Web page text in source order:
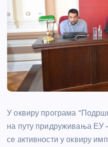
У оквиру програма
на путу придруживања ЕУ
се активности у оквиру